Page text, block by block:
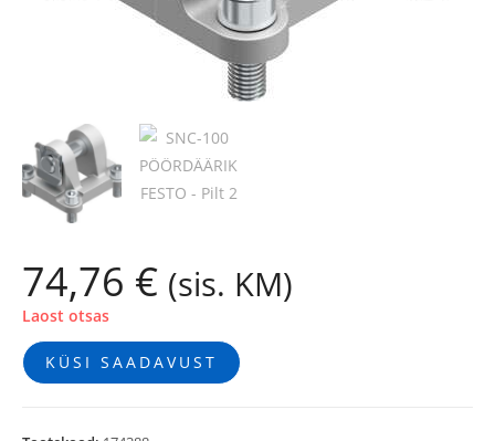
74,76 € (sis. KM)
Laost otsas
KÜSI SAADAVUST